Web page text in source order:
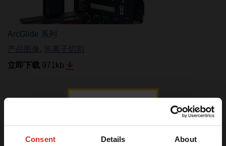
Consent Details About
ArcGlide 系列
产品图像 , 等离子切割
立即下载 971 kb
片下载